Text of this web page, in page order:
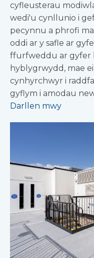
cyfleusterau
wedi'u cynllunio i
pecynnu a phrofi
oddi ar y safle ar
ffurfweddu ar gyfer
hyblygrwydd, mae
cynhyrchwyr i
gyflym i amodau
Darllen mwy